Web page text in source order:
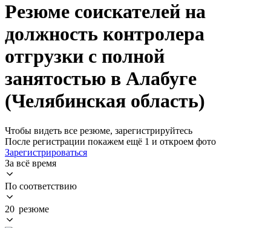
Резюме соискателей на
должность контролера
отгрузки с полной
занятостью в Алабуге
(Челябинская область)
Чтобы видеть все резюме, зарегистрируйтесь
После регистрации покажем ещё 1 и откроем фото
Зарегистрироваться
За всё время
По соответствию
20 резюме